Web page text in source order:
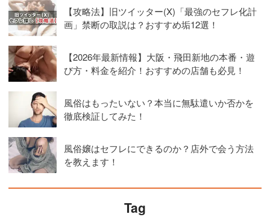
【攻略法】旧ツイッター(X)「最強のセフレ化計
画」禁断の取説は？おすすめ垢12選！
【2026年最新情報】大阪・飛田新地の本番・遊
び方・料金を紹介！おすすめの店舗も必見！
風俗はもったいない？本当に無駄遣いか否かを
徹底検証してみた！
風俗嬢はセフレにできるのか？店外で会う方法
を教えます！
Tag